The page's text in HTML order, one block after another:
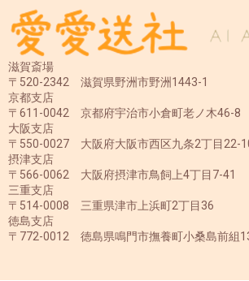
滋賀斎場
〒520-2342 滋賀県野洲市野洲1443-1
京都支店
〒611-0042 京都府宇治市小倉町老ノ木46-8
大阪支店
〒550-0027 大阪府大阪市西区九条2丁目22-
摂津支店
〒566-0062 大阪府摂津市鳥飼上4丁目7-41
三重支店
〒514-0008 三重県津市上浜町2丁目36
徳島支店
〒772-0012 徳島県鳴門市撫養町小桑島前組